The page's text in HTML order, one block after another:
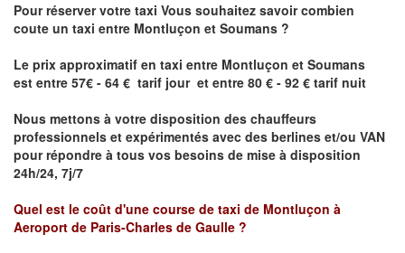
Pour réserver votre taxi Vous souhaitez savoircombien
coute un taxi entre Montluçon et Soumans ?
Le prix approximatif en taxi entre Montluçon et Soumans
est entre 57€ - 64 € tarif jour et entre 80 € - 92 € tarif nuit
Nous mettons à votre disposition des chauffeurs
professionnels et expérimentés avec des berlines et/ou VAN
pour répondre à tous vos besoins de mise à disposition
24h/24, 7j/7
Quel est le coût d'une course de taxi de Montluçon à
Aeroport de Paris-Charles de Gaulle ?